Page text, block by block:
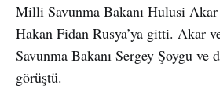
Milli Savunma Bakanı Hulusi
Hakan Fidan Rusya’ya gitti. Akar
Savunma Bakanı Sergey Şoygu
görüştü.